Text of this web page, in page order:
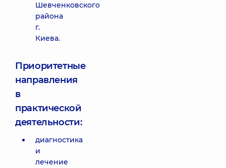
Шевченковского
района
г.
Киева.
Приоритетные
направления
в
практической
деятельности:
диагностика
и
лечение